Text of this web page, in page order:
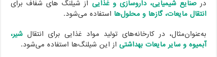
درصنایع شیمیایی، داروسازی و غذاییاز شیلنگ های شفاف برای
انتقال مایعات، گازها و محلول‌هااستفاده می‌شود.
به‌عنوان‌مثال، در کارخانه‌های تولید مواد غذایی برای انتقالشیر،
آبمیوه و سایر مایعات بهداشتیاز این شیلنگ‌ها استفاده می‌شود.